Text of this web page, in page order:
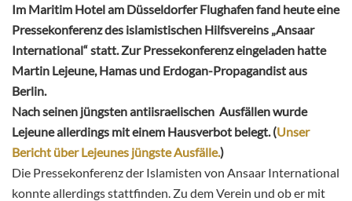
Im Maritim Hotel am Düsseldorfer Flughafen fand heute eine
Pressekonferenz des islamistischen Hilfsvereins „Ansaar
International“ statt. Zur Pressekonferenz eingeladen hatte
Martin Lejeune, Hamas und Erdogan-Propagandist aus
Berlin.
Nach seinen jüngsten antiisraelischen Ausfällen wurde
Lejeune allerdings mit einem Hausverbot belegt. (Unser
Bericht über Lejeunes jüngste Ausfälle.)
Die Pressekonferenz der Islamisten von Ansaar International
konnte allerdings stattfinden. Zu dem Verein und ob er mit